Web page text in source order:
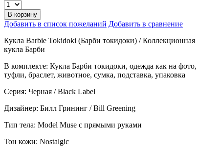
В корзину
Добавить в список пожеланий Добавить в сравнение
Кукла Barbie Tokidoki (Барби токидоки) / Коллекционная
кукла Барби
В комплекте: Кукла Барби токидоки, одежда как на фото,
туфли, браслет, животное, сумка, подставка, упаковка
Серия: Черная / Black Label
Дизайнер: Билл Грининг / Bill Greening
Тип тела: Model Muse с прямыми руками
Тон кожи: Nostalgic